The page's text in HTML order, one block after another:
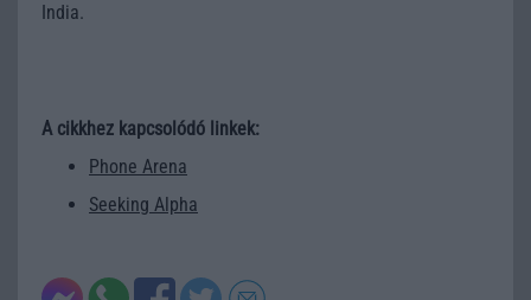
India.
A cikkhez kapcsolódó linkek:
Phone Arena
Seeking Alpha